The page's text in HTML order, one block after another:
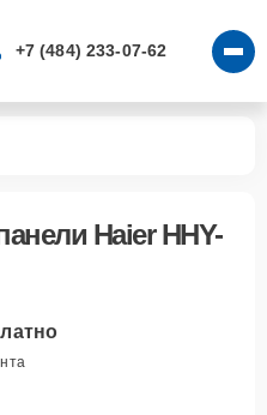
+7 (484) 233-07-62
Haier HHY-